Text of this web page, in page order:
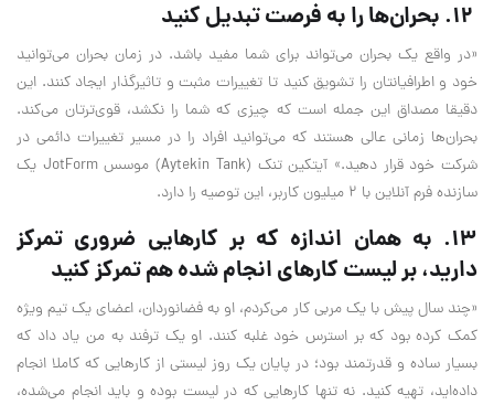
«در واقع یک بحران می‌تواند برای شما مفید باشد. در زمان بحران می‌توانید
خود و اطرافیانتان را تشویق کنید تا تغییرات مثبت و تاثیر‌گذار ایجاد کنند. این
دقیقا مصداق این جمله است که چیزی که شما را نکشد، قوی‌ترتان می‌کند.
بحرا‌ن‌ها زمانی عالی هستند که می‌توانید افراد را در مسیر تغییرات دائمی در
شرکت خود قرار دهید.» آیتکین تنک (Aytekin Tank) موسس JotForm یک
سازنده فرم آنلاین با ۲ میلیون کاربر، این توصیه را دارد.
۱۳. به همان اندازه که بر کارهایی ضروری تمرکز
دارید، بر لیست کار‌های انجام شده هم تمرکز کنید
«چند سال پیش با یک مربی کار می‌کردم، او به فضانوردان، اعضای یک تیم ویژه
کمک کرده بود که بر استرس خود غلبه کنند. او یک ترفند به من یاد داد که
بسیار ساده و قدرتمند بود؛ در پایان یک روز لیستی از کار‌هایی که کاملا انجام
داده‌اید، تهیه کنید. نه تنها کار‌هایی که در لیست بوده و باید انجام می‌شده،